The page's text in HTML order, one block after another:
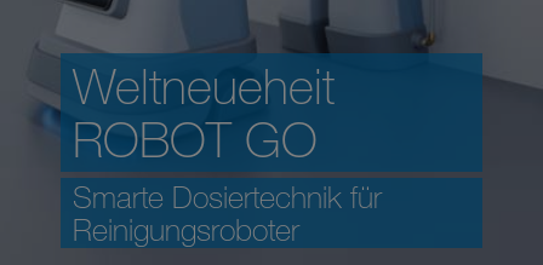
Weltneueheit
ROBOT GO
Smarte Dosiertechnik für
Reinigungsroboter